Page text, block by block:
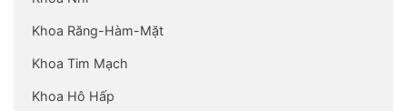
Ứng dụng bài bản và thuần thục các kỹ
Lắng nghe kỹ các triệu chứng, Tư vấn rõ
ràng, Tôn trọng quyền riêng tư của bệnh
Khoa Răng-Hàm-Mặt
Khoa Tim Mạch
Khoa Hô Hấp